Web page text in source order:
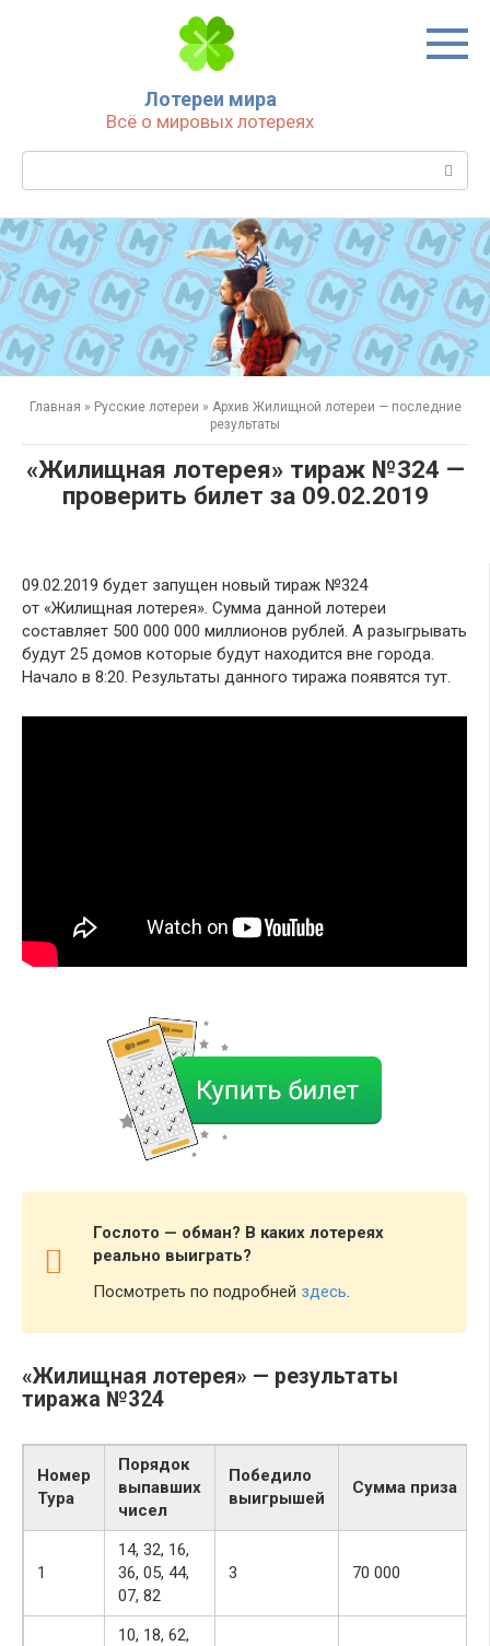
Лотереи мира
Всё о мировых лотереях
Поиск:
Главная » Русские лотереи » Архив Жилищной лотереи — последние
результаты
«Жилищная лотерея» тираж №324 —
проверить билет за 09.02.2019
09.02.2019 будет запущен новый тираж №324
от «Жилищная лотерея». Сумма данной лотереи
составляет 500 000 000 миллионов рублей. А разыгрывать
будут 25 домов которые будут находится вне города.
Начало в 8:20. Результаты данного тиража появятся тут.
Гослото — обман? В каких лотереях
реально выиграть?
Посмотреть по подробней здесь.
«Жилищная лотерея» — результаты
тиража №324
Номер
Тура
Порядок
выпавших
чисел
Победило
выигрышей
Сумма приза
1
14, 32, 16,
36, 05, 44,
07, 82
3 70 000
10, 18, 62,